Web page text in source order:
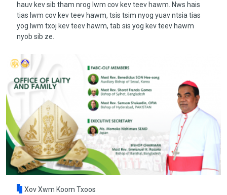
hauv kev sib tham nrog lwm cov kev teev hawm. Nws hais
tias lwm cov kev teev hawm, tsis tsim nyog yuav ntsia tias
yog lwm txoj kev teev hawm, tab sis yog kev teev hawm
nyob sib ze.
Xov Xwm Koom Txoos